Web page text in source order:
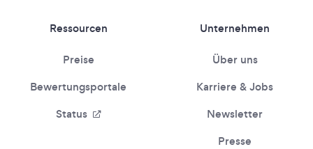
Ressourcen
Preise
Bewertungsportale
Status
Unternehmen
Über uns
Karriere & Jobs
Newsletter
Presse